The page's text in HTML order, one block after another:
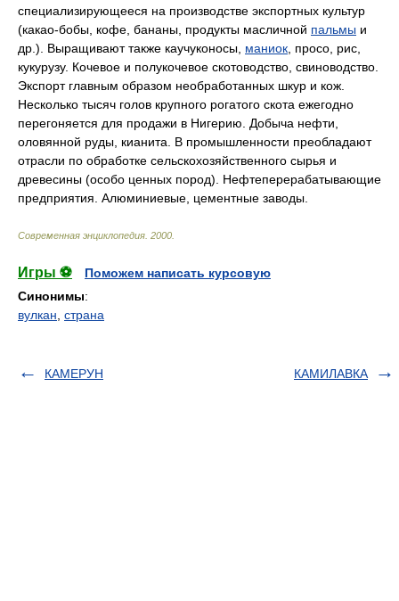
специализирующееся на производстве экспортных культур
(какао-бобы, кофе, бананы, продукты масличной пальмы и
др.). Выращивают также каучуконосы, маниок , просо, рис,
кукурузу. Кочевое и полукочевое скотоводство, свиноводство.
Экспорт главным образом необработанных шкур и кож.
Несколько тысяч голов крупного рогатого скота ежегодно
перегоняется для продажи в Нигерию. Добыча нефти,
оловянной руды, кианита. В промышленности преобладают
отрасли по обработке сельскохозяйственного сырья и
древесины (особо ценных пород). Нефтеперерабатывающие
предприятия. Алюминиевые, цементные заводы.
Современная энциклопедия 2000
Игры ⚽
Поможем написать курсовую
Синонимы:
вулкан страна
КАМЕРУН КАМИЛАВКА